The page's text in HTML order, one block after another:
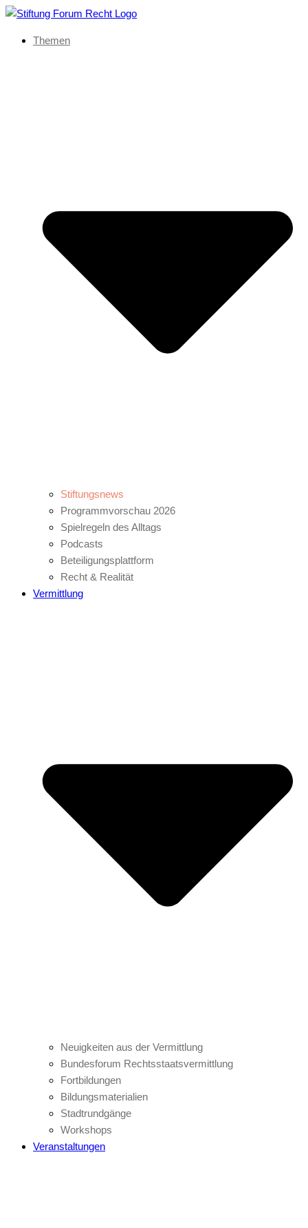
Themen
Stiftungsnews
Programmvorschau 2026
Spielregeln des Alltags
Podcasts
Beteiligungsplattform
Recht & Realität
Vermittlung
Neuigkeiten aus der Vermittlung
Bundesforum Rechtsstaatsvermittlung
Fortbildungen
Bildungsmaterialien
Stadtrundgänge
Workshops
Veranstaltungen